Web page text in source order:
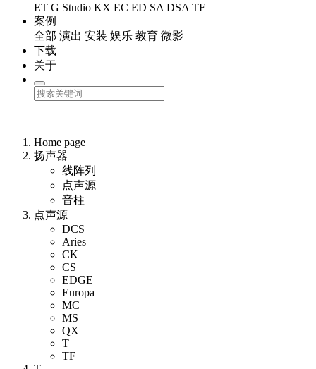
ET G Studio KX EC ED SA DSA TF
案例
全部 演出 安装 娱乐 教育 微影
下载
关于
Home page
扬声器
线阵列
点声源
音柱
点声源
DCS
Aries
CK
CS
EDGE
Europa
MC
MS
QX
T
TF